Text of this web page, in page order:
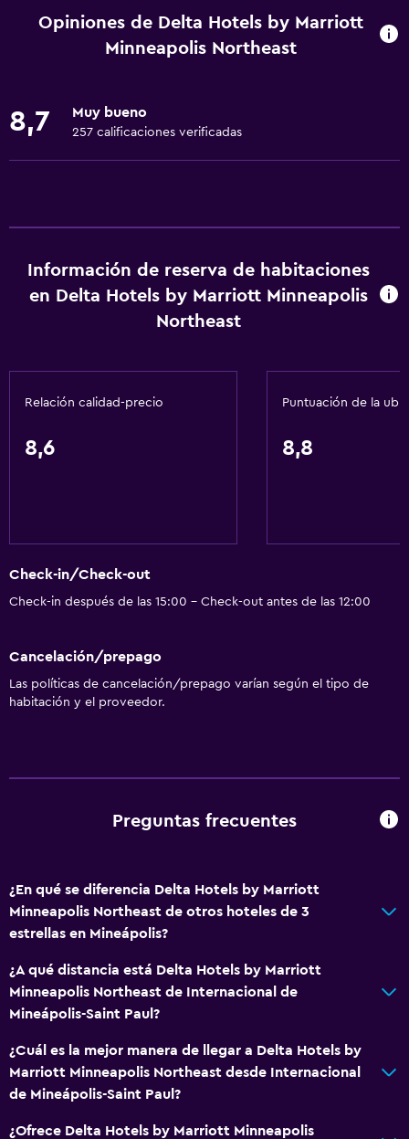
Accesibilidad
Ducha adaptada para silla de ruedas
Estacionamiento accesible
Habitación hipoalergénica
Áreas designadas para fumadores
Servicios y facilidades
Servicio de despertador
Servicio de conserjería
Wifi gratis
Artículos de aseo gratis
Aire acondicionado
Piscina de agua salada
Piscina climatizada
Bañera de hidromasaje
Piscina (cubierta)
Sauna
Opiniones de Delta Hotels by Marriott
Minneapolis Northeast
8,7 Muy bueno
257 calificaciones verificadas
Información de reserva de habitaciones
en Delta Hotels by Marriott Minneapolis
Northeast
Relación calidad-precio
8,6
Puntuación de la
8,8
Check-in/Check-out
Check-in después de las 15:00 - Check-out antes de las 12:00
Cancelación/prepago
Las políticas de cancelación/prepago varían según el tipo de
habitación y el proveedor.
Preguntas frecuentes
¿En qué se diferencia Delta Hotels by Marriott
Minneapolis Northeast de otros hoteles de 3
estrellas en Mineápolis?
¿A qué distancia está Delta Hotels by Marriott
Minneapolis Northeast de Internacional de
Mineápolis-Saint Paul?
¿Cuál es la mejor manera de llegar a Delta Hotels by
Marriott Minneapolis Northeast desde Internacional
de Mineápolis-Saint Paul?
¿Ofrece Delta Hotels by Marriott Minneapolis